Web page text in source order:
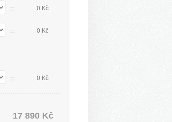
0 Kč
0 Kč
0 Kč
17 890 Kč